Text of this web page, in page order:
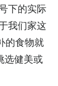
下的实际
我们家这
的食物就
选健美或